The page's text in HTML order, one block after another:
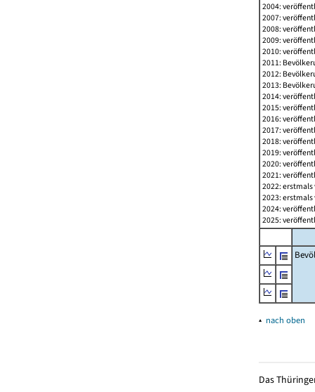
2004:
2007:
2008:
2009:
2010:
2011:
2012:
2013:
2014:
2015:
2016:
2017:
2018:
2019:
2020:
2021:
2022:
2023:
2024:
2025:
▴ nach oben
Das